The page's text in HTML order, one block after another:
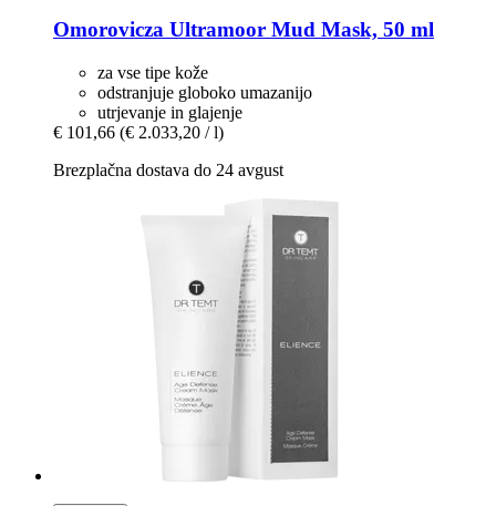
Omorovicza Ultramoor Mud Mask, 50 ml
za vse tipe kože
odstranjuje globoko umazanijo
utrjevanje in glajenje
€ 101,66 (€ 2.033,20 / l)
Brezplačna dostava do 24 avgust